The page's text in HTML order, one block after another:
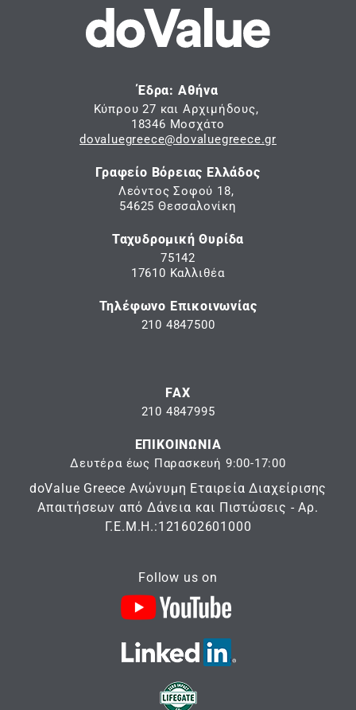
Έδρα: Αθήνα
Κύπρου 27 και Αρχιμήδους,
18346 Μοσχάτο
dovaluegreece@dovaluegreece.gr
Γραφείο Βόρειας Ελλάδος
Λεόντος Σοφού 18,
54625 Θεσσαλονίκη
Ταχυδρομική Θυρίδα
75142
17610 Καλλιθέα
Τηλέφωνο Επικοινωνίας
210 4847500
FAX
210 4847995
ΕΠΙΚΟΙΝΩΝΙΑ
Δευτέρα έως Παρασκευή 9:00-17:00
doValue Greece Ανώνυμη Εταιρεία Διαχείρισης
Απαιτήσεων από Δάνεια και Πιστώσεις - Αρ.
Γ.Ε.Μ.Η.:121602601000
Follow us on